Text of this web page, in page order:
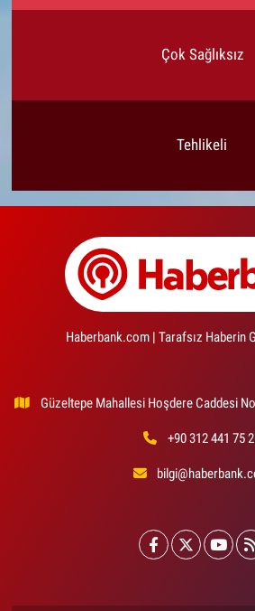
Çok Sağlıksız
Tehlikeli
Haberbank.com | Tarafsız Haberin
Güzeltepe Mahallesi Hoşdere Caddesi
+90 312 441 75